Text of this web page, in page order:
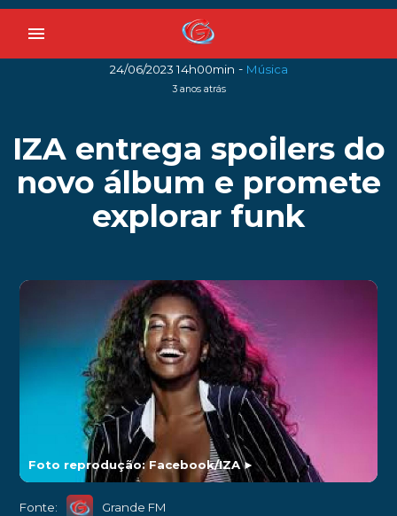
menu
24/06/2023 14h00min - Música
3 anos atrás
IZA entrega spoilers do
novo álbum e promete
explorar funk
Foto reprodução: Facebook/IZA►
Fonte: Grande FM